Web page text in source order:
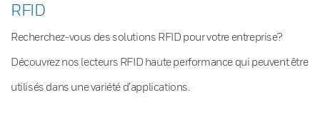
RFID
Recherchez-vous des solutions RFID pour votre entreprise?
Découvrez nos lecteurs RFID haute performance qui peuvent être
utilisés dans une variété d’applications.